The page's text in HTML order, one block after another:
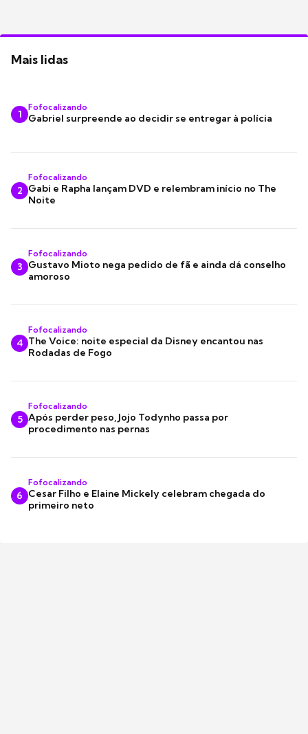
Mais lidas
1
Fofocalizando
Gabriel surpreende ao decidir se entregar à polícia
2
Fofocalizando
Gabi e Rapha lançam DVD e relembram início no The
Noite
3
Fofocalizando
Gustavo Mioto nega pedido de fã e ainda dá conselho
amoroso
4
Fofocalizando
The Voice: noite especial da Disney encantou nas
Rodadas de Fogo
5
Fofocalizando
Após perder peso, Jojo Todynho passa por
procedimento nas pernas
6
Fofocalizando
Cesar Filho e Elaine Mickely celebram chegada do
primeiro neto